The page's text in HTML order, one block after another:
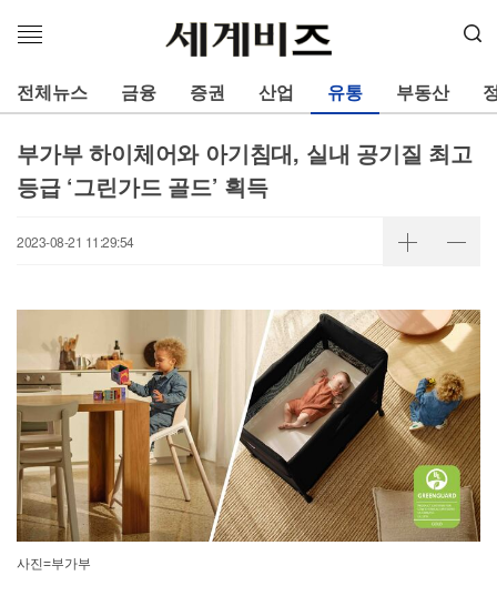
메
열
기
전체뉴스 금융 증권 산업 유통 부동산
부가부 하이체어와 아기침대, 실내 공기질 최고
등급 ‘그린가드 골드’ 획득
2023-08-21 11:29:54
사진=부가부